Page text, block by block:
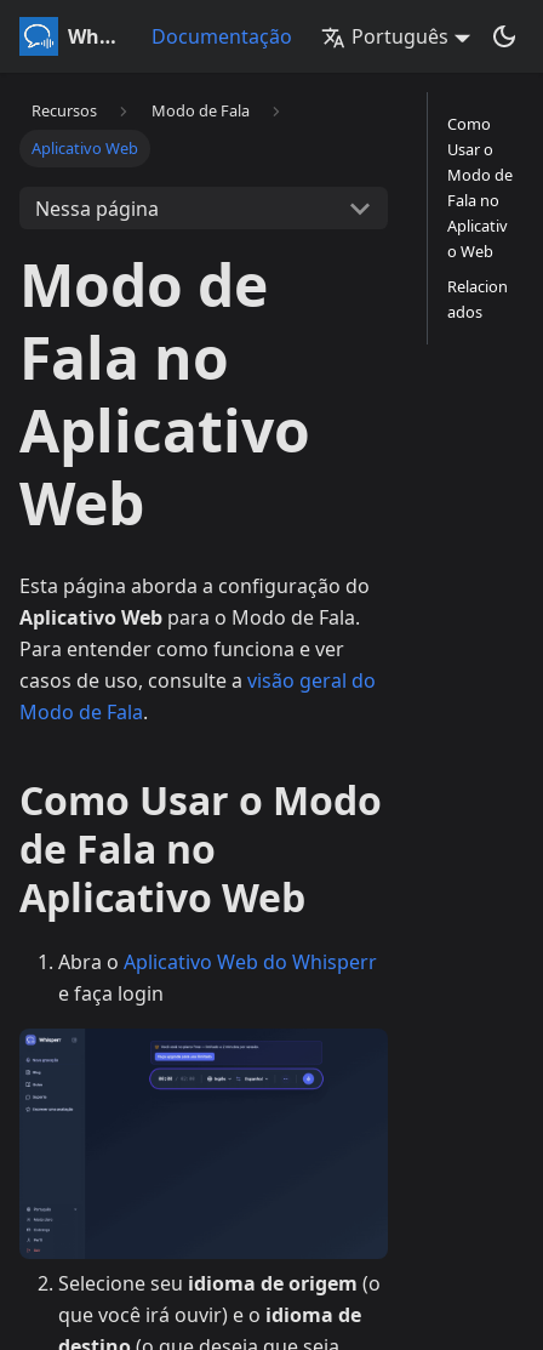
Whisperr Documentação Português
Recursos
Modo de Fala
Aplicativo Web
Nessa página
Modo de
Fala no
Aplicativo
Web
Esta página aborda a configuração do
Aplicativo Web para o Modo de Fala.
Para entender como funciona e ver
casos de uso, consulte a visão geral do
Modo de Fala.
Como Usar o Modo
de Fala no
Aplicativo Web
Abra o Aplicativo Web do Whisperr
e faça login
Selecione seu idioma de origem (o
que você irá ouvir) e o idioma de
Como
Usar o
Modo de
Fala no
Aplicativ
o Web
Relacion
ados